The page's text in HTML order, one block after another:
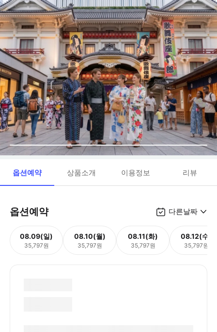
옵션예약 상품소개 이용정보 리뷰
옵션예약 다른날짜
08.09(일)
35,797원
08.10(월)
35,797원
08.11(화)
35,797원
08.12(수)
35,797원